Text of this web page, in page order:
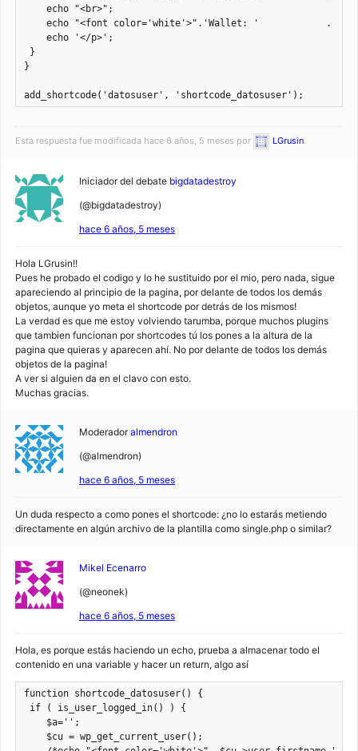
    echo "<br>";
echo "<font color='white'>".'Wallet: '            .
    echo '</p>';
}
}
add_shortcode('datosuser', 'shortcode_datosuser');
Esta respuesta fue modificada hace 6 años, 5 meses por LGrusin.
Iniciador del debate bigdatadestroy
(@bigdatadestroy)
hace 6 años, 5 meses
Hola LGrusin!!
Pues he probado el codigo y lo he sustituido por el mio, pero nada, sigue
apareciendo al principio de la pagina, por delante de todos los demás
objetos, aunque yo meta el shortcode por detrás de los mismos!
La verdad es que me estoy volviendo tarumba, porque muchos plugins
que tambien funcionan por shortcodes tú los pones a la altura de la
pagina que quieras y aparecen ahí. No por delante de todos los demás
objetos de la pagina!
A ver si alguien da en el clavo con esto.
Muchas gracias.
Moderador almendron
(@almendron)
hace 6 años, 5 meses
Un duda respecto a como pones el shortcode: ¿no lo estarás metiendo
directamente en algún archivo de la plantilla como single.php o similar?
Mikel Ecenarro
(@neonek)
hace 6 años, 5 meses
Hola, es porque estás haciendo un echo, prueba a almacenar todo el
contenido en una variable y hacer un return, algo así
function shortcode_datosuser() {
if ( is_user_logged_in() ) {
    $a='';
    $cu = wp_get_current_user();